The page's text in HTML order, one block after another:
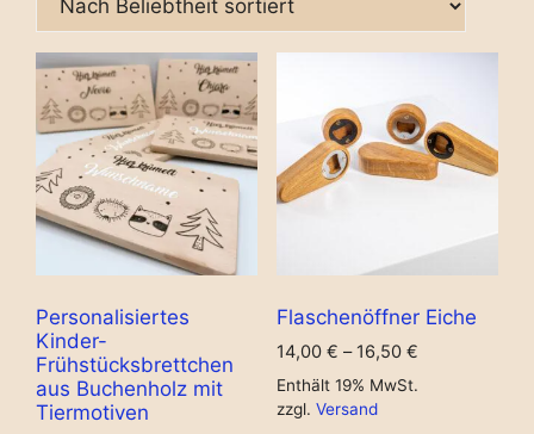
Personalisiertes
Kinder-
Frühstücksbrettchen
aus Buchenholz mit
Tiermotiven
Flaschenöffner Eiche
14,00 € – 16,50 €
Enthält 19% MwSt.
zzgl. Versand